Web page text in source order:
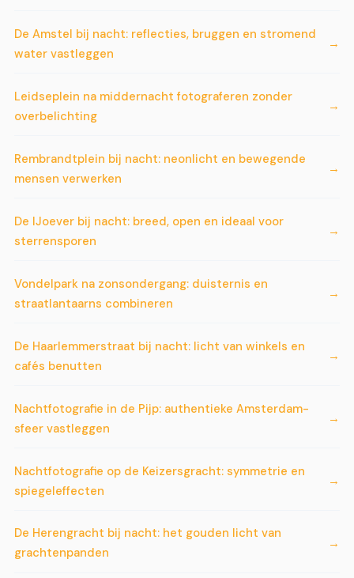
De Amstel bij nacht: reflecties, bruggen en stromend
water vastleggen
Leidseplein na middernacht fotograferen zonder
overbelichting
Rembrandtplein bij nacht: neonlicht en bewegende
mensen verwerken
De IJoever bij nacht: breed, open en ideaal voor
sterrensporen
Vondelpark na zonsondergang: duisternis en
straatlantaarns combineren
De Haarlemmerstraat bij nacht: licht van winkels en
cafés benutten
Nachtfotografie in de Pijp: authentieke Amsterdam-
sfeer vastleggen
Nachtfotografie op de Keizersgracht: symmetrie en
spiegeleffecten
De Herengracht bij nacht: het gouden licht van
grachtenpanden